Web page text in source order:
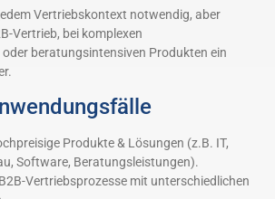
Vertriebskontext notwendig, aber
Vertrieb, bei komplexen
beratungsintensiven Produkten ein
Produkte & Lösungen (z.B. IT,
Software, Beratungsleistungen).
Vertriebsprozesse mit unterschiedlichen